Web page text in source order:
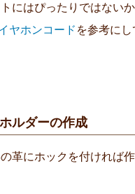
にはぴったりではないか
ヤホンコード を参考にし
ルダーの作成
革にホックを付ければ